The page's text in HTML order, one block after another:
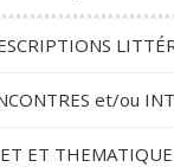
et/ou
ET THEMATIQUE